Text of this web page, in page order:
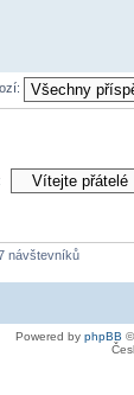
návštevníků
Powered by phpBB